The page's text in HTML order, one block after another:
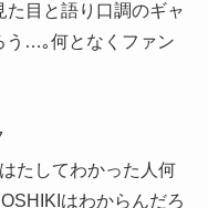
目と語り口調のギャ
う…｡何となくファン
たしてわかった人何
はわからんだろ